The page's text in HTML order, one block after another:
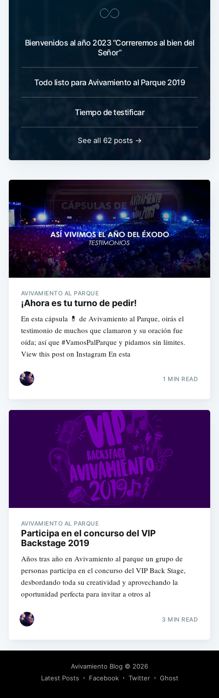
Bienvenidos al año 2023 “Correremos al bien del
Señor”
Todo listo para Avivamiento al Parque 2019
Tiempo de testificar
See all 62 posts →
AVIVAMIENTO AL PARQUE
¡Ahora es tu turno de pedir!
En esta cápsula 💊 de Avivamiento al Parque, oirás el
testimonio de muchos que clamaron y su oración fue
oída; así que #VamosPalParque y pidamos sin límites.
View this post on Instagram En esta
1 MIN READ
AVIVAMIENTO AL PARQUE
Participa en el concurso del VIP
Backstage 2019
Años tras año en Avivamiento al parque un grupo de
personas participa en el concurso del VIP Back Stage,
desbordando toda su creatividad y aprovechando la
oportunidad perfecta para invitar a otros al
3 MIN READ
Avivamiento Blog © 2026
Latest Posts
Facebook Twitter Ghost